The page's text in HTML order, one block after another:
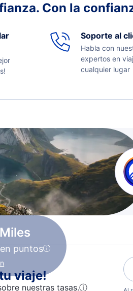
Con la
Soporte al
Habla con
expertos en
cualquier lugar
en puntos
viaje!
nuestras tasas.ⓘ